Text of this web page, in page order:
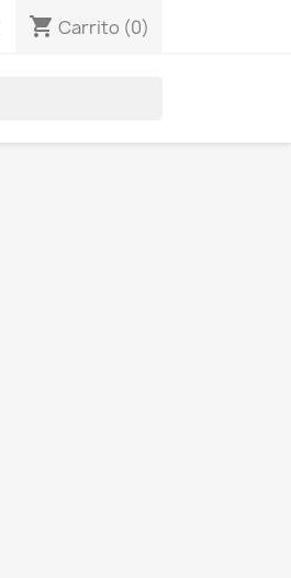
shopping_cart Carrito (0)